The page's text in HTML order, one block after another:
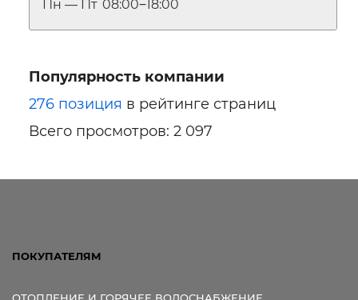
Пн — Пт 08:00‒18:00
Популярность компании
276 позиция в рейтинге страниц
Всего просмотров: 2 097
ПОКУПАТЕЛЯМ